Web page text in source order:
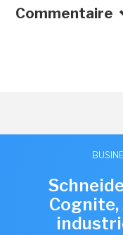
Commentaire